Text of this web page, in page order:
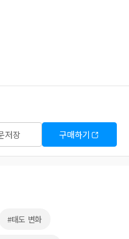
저장 구매하기
#태도 변화